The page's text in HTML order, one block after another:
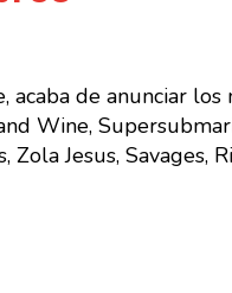
de anunciar los
Wine,
Jesus, Savages,